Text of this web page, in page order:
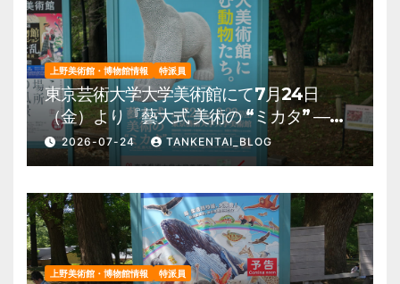
上野美術館・博物館情報 特派員
東京芸術大学大学美術館にて7月24日
（金）より『藝大式 美術の “ミカタ” ―こ
の夏、藝大生になる―』を開催。 上野公
園 美術館・博物館 混雑情報他
2026-07-24 TANKENTAI_BLOG
上野美術館・博物館情報 特派員